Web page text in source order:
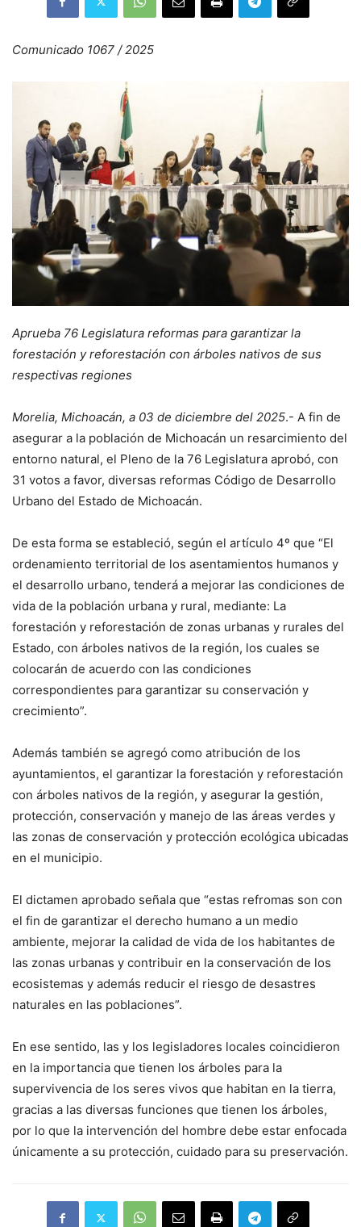
Comunicado 1067 / 2025
Aprueba 76 Legislatura reformas para garantizar la
forestación y reforestación con árboles nativos de sus
respectivas regiones
Morelia, Michoacán, a 03 de diciembre del 2025.- A fin de
asegurar a la población de Michoacán un resarcimiento del
entorno natural, el Pleno de la 76 Legislatura aprobó, con
31 votos a favor, diversas reformas Código de Desarrollo
Urbano del Estado de Michoacán.
De esta forma se estableció, según el artículo 4º que “El
ordenamiento territorial de los asentamientos humanos y
el desarrollo urbano, tenderá a mejorar las condiciones de
vida de la población urbana y rural, mediante: La
forestación y reforestación de zonas urbanas y rurales del
Estado, con árboles nativos de la región, los cuales se
colocarán de acuerdo con las condiciones
correspondientes para garantizar su conservación y
crecimiento”.
Además también se agregó como atribución de los
ayuntamientos, el garantizar la forestación y reforestación
con árboles nativos de la región, y asegurar la gestión,
protección, conservación y manejo de las áreas verdes y
las zonas de conservación y protección ecológica ubicadas
en el municipio.
El dictamen aprobado señala que “estas refromas son con
el fin de garantizar el derecho humano a un medio
ambiente, mejorar la calidad de vida de los habitantes de
las zonas urbanas y contribuir en la conservación de los
ecosistemas y además reducir el riesgo de desastres
naturales en las poblaciones”.
En ese sentido, las y los legisladores locales coincidieron
en la importancia que tienen los árboles para la
supervivencia de los seres vivos que habitan en la tierra,
gracias a las diversas funciones que tienen los árboles,
por lo que la intervención del hombre debe estar enfocada
únicamente a su protección, cuidado para su preservación.